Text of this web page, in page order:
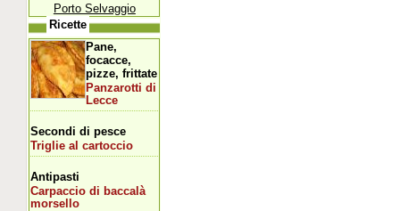
Porto Selvaggio
Ricette
Pane,
focacce,
pizze, frittate
Panzarotti di
Lecce
Secondi di pesce
Triglie al cartoccio
Antipasti
Carpaccio di baccalà
morsello